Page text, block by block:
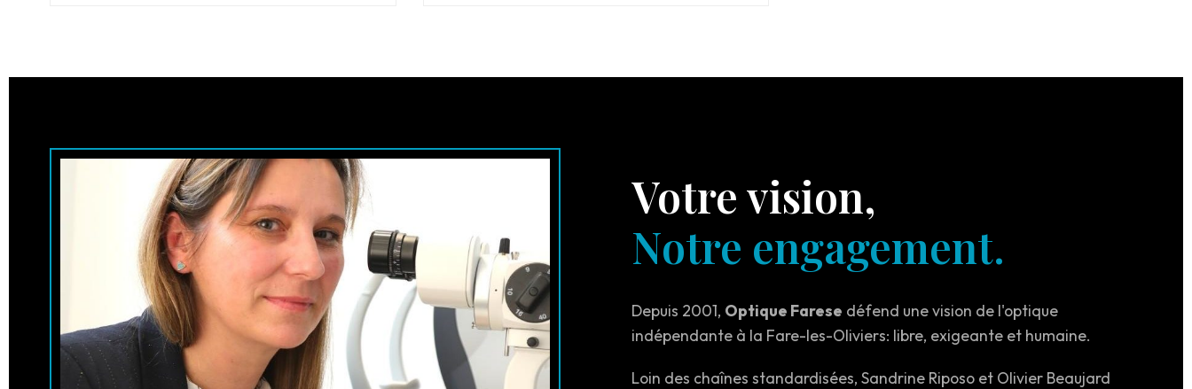
Votre vision,
Notre engagement.
Depuis 2001, Optique Farese défend une vision de l'optique
indépendante à la Fare-les-Oliviers: libre, exigeante et humaine.
Loin des chaînes standardisées, Sandrine Riposo et Olivier Beaujard